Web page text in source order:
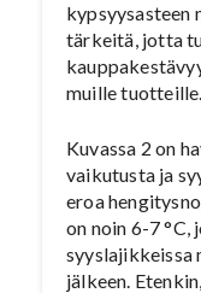
kypsyysasteen
tärkeitä, jotta
muille tuotteille.
Kuvassa 2 on
vaikutusta ja
eroa
on noin 6-7 °C,
syyslajikkeissa
jälkeen.